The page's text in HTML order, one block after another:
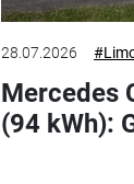
28.07.2026
Mercedes
(94 kWh):